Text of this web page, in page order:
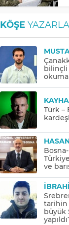
KÖŞE
bilinçli
Türk –
ve
tarihin
büyük